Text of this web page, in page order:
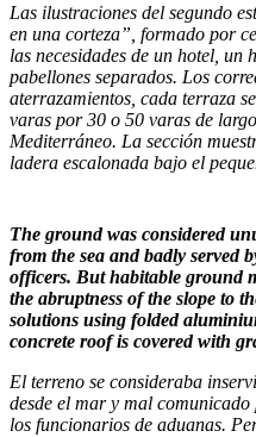
Las ilustraciones del segundo
en una corteza”, formado por
las necesidades de un hotel,
pabellones separados. Los
aterrazamientos, cada terraza
varas por 30 o 50 varas de
Mediterráneo. La sección
ladera escalonada bajo el
The ground was considered
from the sea and badly served
officers. But habitable ground
the abruptness of the slope to
solutions using folded
concrete roof is covered with
El terreno se consideraba
desde el mar y mal
los funcionarios de aduanas.